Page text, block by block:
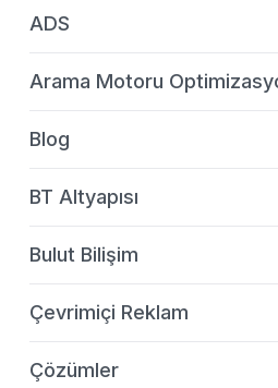
ADS
Arama Motoru
Blog
BT Altyapısı
Bulut Bilişim
Çevrimiçi Reklam
Çözümler